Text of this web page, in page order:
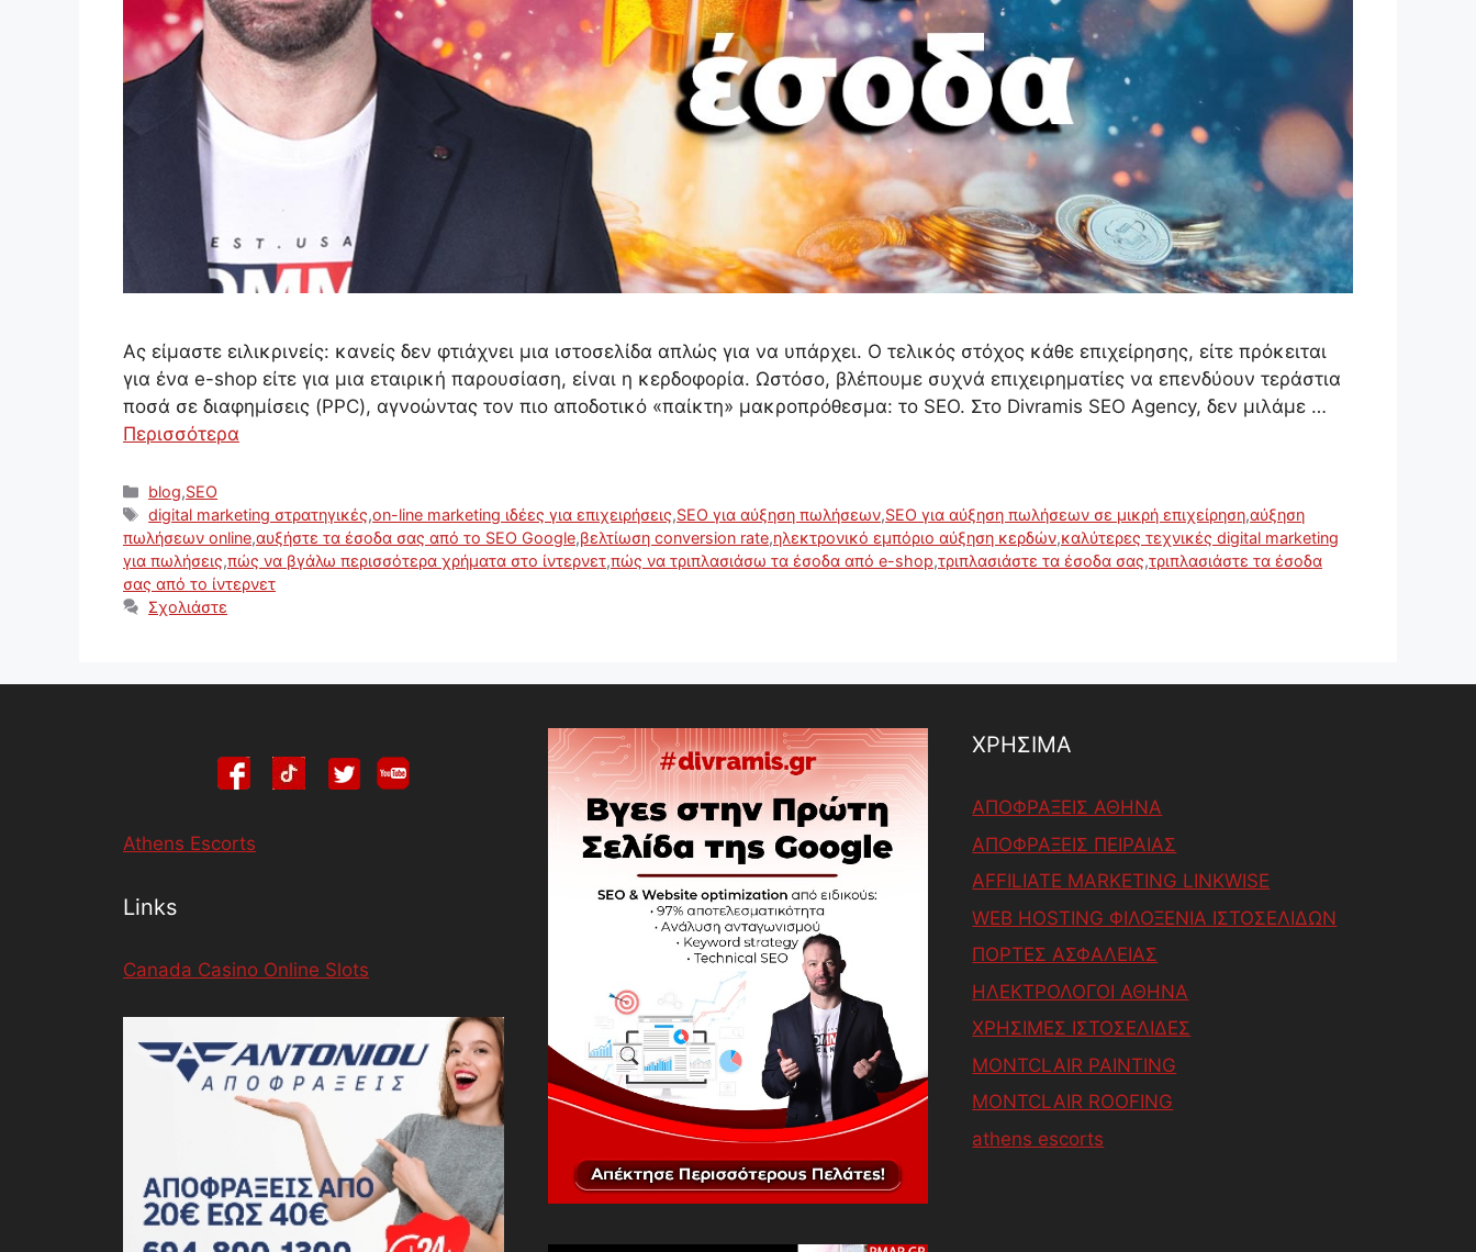
Ας είμαστε ειλικρινείς: κανείς δεν φτιάχνει μια ιστοσελίδα απλώς για να υπάρχει. Ο τελικός στόχος κάθε επιχείρησης, είτε πρόκειται
για ένα e-shop είτε για μια εταιρική παρουσίαση, είναι η κερδοφορία. Ωστόσο, βλέπουμε συχνά επιχειρηματίες να επενδύουν τεράστια
ποσά σε διαφημίσεις (PPC), αγνοώντας τον πιο αποδοτικό «παίκτη» μακροπρόθεσμα: το SEO. Στο Divramis SEO Agency, δεν μιλάμε …
Περισσότερα
Κατηγορίες
blog,SEO
Ετικέτες
digital marketing στρατηγικές,on-line marketing ιδέες για επιχειρήσεις,SEO για αύξηση πωλήσεων,SEO για αύξηση πωλήσεων σε μικρή επιχείρηση,αύξηση
πωλήσεων online,αυξήστε τα έσοδα σας από το SEO Google,βελτίωση conversion rate,ηλεκτρονικό εμπόριο αύξηση κερδών,καλύτερες τεχνικές digital marketing
για πωλήσεις,πώς να βγάλω περισσότερα χρήματα στο ίντερνετ,πώς να τριπλασιάσω τα έσοδα από e-shop,τριπλασιάστε τα έσοδα σας,τριπλασιάστε τα έσοδα
σας από το ίντερνετ
Σχολιάστε
Athens Escorts
Links
Canada Casino Online Slots
ΧΡΗΣΙΜΑ
ΑΠΟΦΡΑΞΕΙΣ ΑΘΗΝΑ
ΑΠΟΦΡΑΞΕΙΣ ΠΕΙΡΑΙΑΣ
AFFILIATE MARKETING LINKWISE
WEB HOSTING ΦΙΛΟΞΕΝΙΑ ΙΣΤΟΣΕΛΙΔΩΝ
ΠΟΡΤΕΣ ΑΣΦΑΛΕΙΑΣ
ΗΛΕΚΤΡΟΛΟΓΟΙ ΑΘΗΝΑ
ΧΡΗΣΙΜΕΣ ΙΣΤΟΣΕΛΙΔΕΣ
MONTCLAIR PAINTING
MONTCLAIR ROOFING
athens escorts